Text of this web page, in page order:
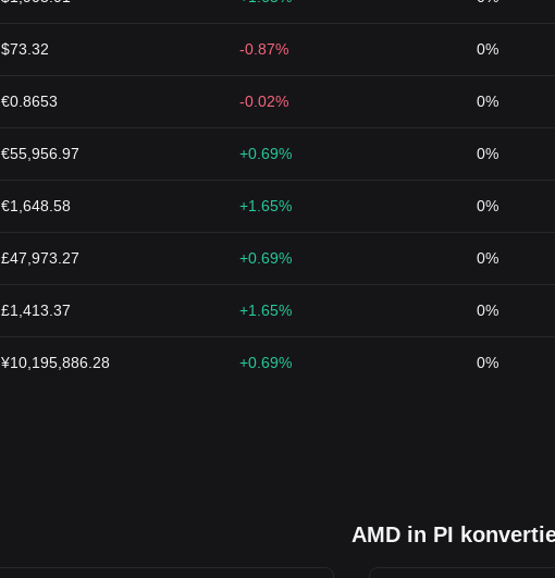
$73.32 -0.87% 0%
€0.8653 -0.02% 0%
€55,956.97 +0.69% 0%
€1,648.58 +1.65% 0%
£47,973.27 +0.69% 0%
£1,413.37 +1.65% 0%
¥10,195,886.28 +0.69% 0%
AMD in PI